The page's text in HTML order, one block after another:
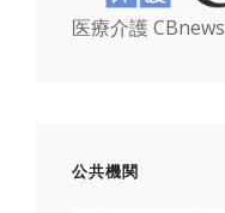
医療介護 CBnews
公共機関